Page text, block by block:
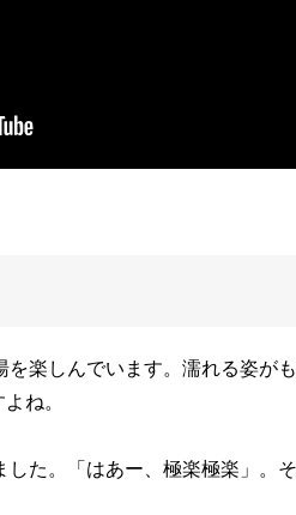
楽しんでいます。濡れる姿が
ね。
た。「はあー、極楽極楽」。